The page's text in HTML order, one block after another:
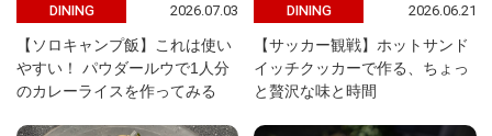
DINING 2026.07.03
【ソロキャンプ飯】これは使い
やすい！ パウダールウで1人分
のカレーライスを作ってみる
DINING 2026.06.21
【サッカー観戦】ホットサンド
イッチクッカーで作る、ちょっ
と贅沢な味と時間